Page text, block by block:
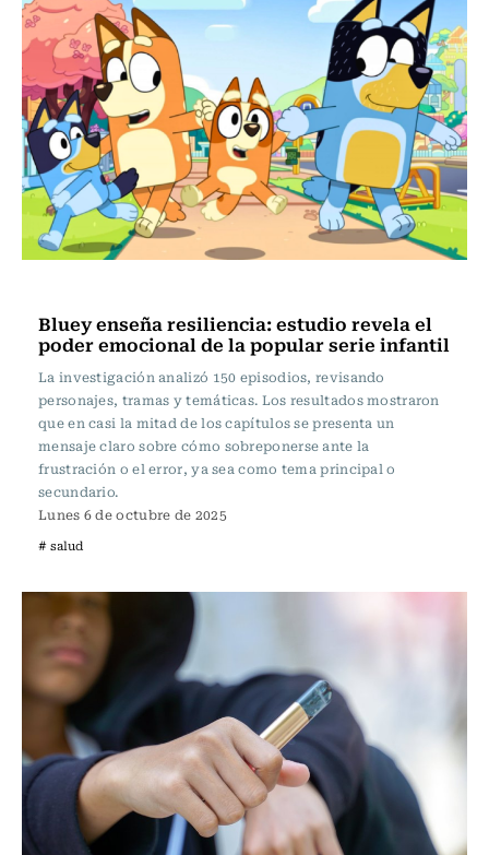
Bluey enseña resiliencia: estudio revela el
poder emocional de la popular serie infantil
La investigación analizó 150 episodios, revisando
personajes, tramas y temáticas. Los resultados mostraron
que en casi la mitad de los capítulos se presenta un
mensaje claro sobre cómo sobreponerse ante la
frustración o el error, ya sea como tema principal o
secundario.
Lunes 6 de octubre de 2025
# salud